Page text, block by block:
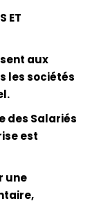
ET
aux
les sociétés
des Salariés
est
une